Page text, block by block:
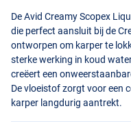
De Avid Creamy Scopex
die perfect aansluit bij de
ontworpen om karper te
sterke werking in koud
creëert een
De vloeistof zorgt voor een
karper langdurig aantrekt.